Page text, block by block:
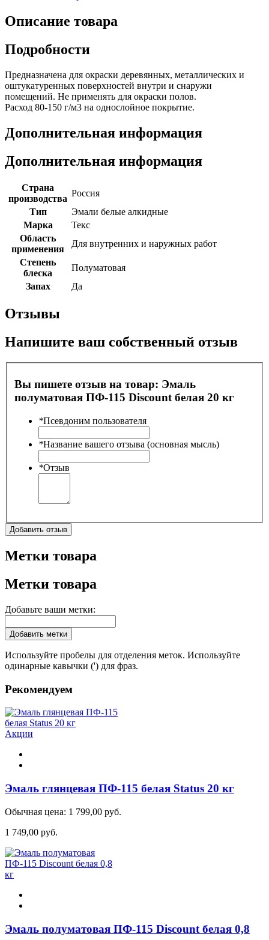
Описание товара
Подробности
Предназначена для окраски деревянных, металлических и
оштукатуренных поверхностей внутри и снаружи
помещений. Не применять для окраски полов.
Расход 80-150 г/м3 на однослойное покрытие.
Дополнительная информация
Дополнительная информация
Страна
производства
Россия
Тип
Эмали белые алкидные
Марка
Текс
Область
применения
Для внутренних и наружных работ
Степень
блеска
Полуматовая
Запах
Да
Отзывы
Напишите ваш собственный отзыв
Вы пишете отзыв на товар: Эмаль
полуматовая ПФ-115 Discount белая 20 кг
*Псевдоним пользователя
*Название вашего отзыва (основная мысль)
*Отзыв
Добавить отзыв
Метки товара
Метки товара
Добавьте ваши метки:
Добавить метки
Используйте пробелы для отделения меток. Используйте
одинарные кавычки (') для фраз.
Рекомендуем
Акции
Эмаль глянцевая ПФ-115 белая Status 20 кг
Обычная цена: 1 799,00 руб.
1 749,00 руб.
Эмаль полуматовая ПФ-115 Discount белая 0,8